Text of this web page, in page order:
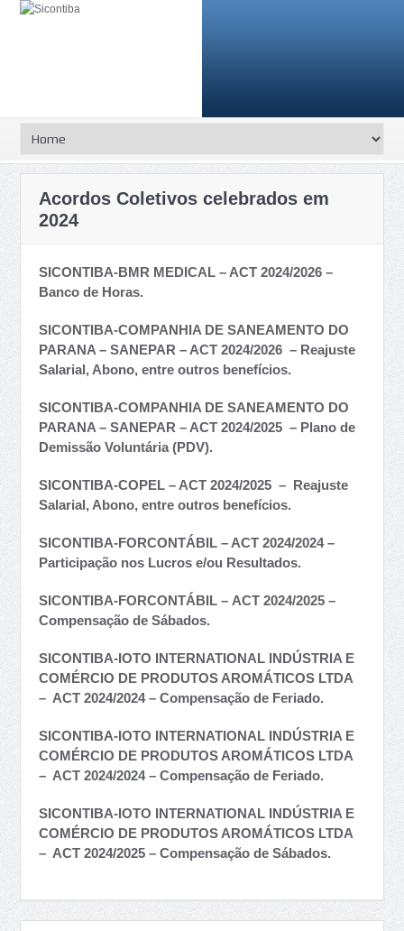
Acordos Coletivos celebrados em
2024
SICONTIBA-BMR MEDICAL – ACT 2024/2026 –
Banco de Horas.
SICONTIBA-COMPANHIA DE SANEAMENTO DO
PARANA – SANEPAR – ACT 2024/2026 – Reajuste
Salarial, Abono, entre outros benefícios.
SICONTIBA-COMPANHIA DE SANEAMENTO DO
PARANA – SANEPAR – ACT 2024/2025 – Plano de
Demissão Voluntária (PDV).
SICONTIBA-COPEL – ACT 2024/2025 – Reajuste
Salarial, Abono, entre outros benefícios.
SICONTIBA-FORCONTÁBIL – ACT 2024/2024 –
Participação nos Lucros e/ou Resultados.
SICONTIBA-FORCONTÁBIL – ACT 2024/2025 –
Compensação de Sábados.
SICONTIBA-IOTO INTERNATIONAL INDÚSTRIA E
COMÉRCIO DE PRODUTOS AROMÁTICOS LTDA
– ACT 2024/2024 – Compensação de Feriado.
SICONTIBA-IOTO INTERNATIONAL INDÚSTRIA E
COMÉRCIO DE PRODUTOS AROMÁTICOS LTDA
– ACT 2024/2024 – Compensação de Feriado.
SICONTIBA-IOTO INTERNATIONAL INDÚSTRIA E
COMÉRCIO DE PRODUTOS AROMÁTICOS LTDA
– ACT 2024/2025 – Compensação de Sábados.